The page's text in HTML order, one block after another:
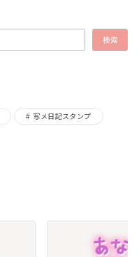
検索
写メ日記スタンプ